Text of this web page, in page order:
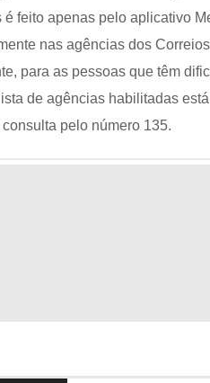
feito apenas pelo aplicativo
nas agências dos
para as pessoas que têm
de agências habilitadas
pelo número 135.